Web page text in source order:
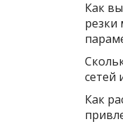
Как
резки
сетей
Как